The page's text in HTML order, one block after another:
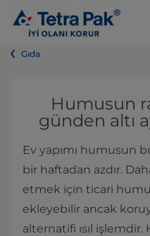
Gıda
Humusun
günden altı
Ev yapımı humusun
bir haftadan azdır.
etmek için ticari
ekleyebilir ancak
alternatifi ısıl işlemdir.